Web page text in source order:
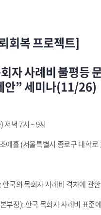
회복 프로젝트]
자 사례비 불평등
안” 세미나(11/26)
저녁 7시 ~ 9시
에홀 (서울특별시 종로구 대학로
국의 목회자 사례비 격차에 관
부장): 한국 목회자 사례비 표준